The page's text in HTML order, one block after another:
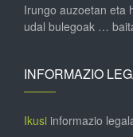
Irungo auzoetan eta
udal bulegoak …
INFORMAZIO
Ikusi informazio